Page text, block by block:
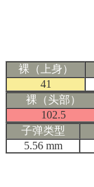
裸（上身）
41
裸（头部）
102.5
子弹类型
5.56 mm